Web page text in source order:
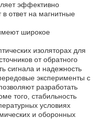
эффективно
ответ на магнитные
широкое
изоляторах для
от обратного
сигнала и надежность
эксперименты с
разработать
того, стабильность
условиях
и оборонных